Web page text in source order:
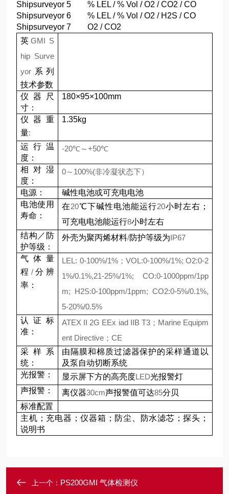
Shipsurveyor 5 % LEL / % Vol / O2 / CO2 / CO
Shipsurveyor 6 % LEL / % Vol / O2 / H2S / CO
Shipsurveyor 7 O2 / CO2
英 GMI S
hip Surve
yor 系列
技术参数
仪器尺
寸：
180×95×100mm
仪器重
量:
1.35kg
运行温
度：
-20℃～+50℃
相对湿
度：
0～ 100%(非冷凝状态下）
电源：
碱性电池或可充电电池
电池使用
寿命：
在20℃下碱性电池能运行20小时左右；
可充电电池能运行8小时左右
结构／防
护等级：
外壳为聚丙烯材料/防护等级为IP67
气体量
程 /分辨
率：
LEL: 0-100%/1%； VOL:0-100%/1%; O2:0-2
1%/0.1%,21-25%/1%; CO:0-1000ppm/1pp
m; H2S:0-100ppm/1ppm; CO2:0-5%/0.1%,
5-20%/0.5%
认证标
准：
ATEX II 2G EEx iad IIB T3； Marine Equipm
ent Directive ；CE
采样系
统：
由隔膜和棉质过滤器保护的采样通道以
及泵自动切断系统
光报警：
显示屏下方的高亮度LED光报警灯
声报警：
离仪器30cm声报警值可达85分贝
标准配置
主机；充电器；仪器箱；防尘、防水滤芯；探头；
说明书
上一个： PS200GMI 气体检测仪